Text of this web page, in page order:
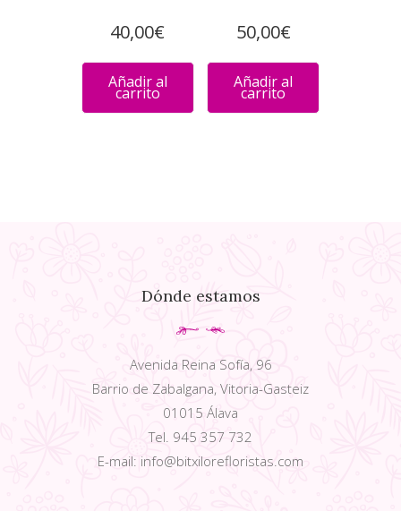
40,00€
Añadir al
carrito
50,00€
Añadir al
carrito
Dónde estamos
Avenida Reina Sofía, 96
Barrio de Zabalgana, Vitoria-Gasteiz
01015 Álava
Tel. 945 357 732
E-mail: info@bitxilorefloristas.com